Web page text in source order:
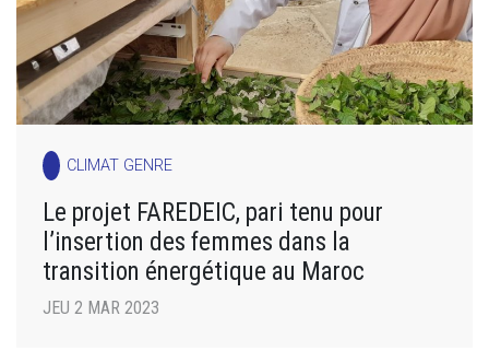
CLIMAT GENRE
Le projet FAREDEIC, pari tenu pour
l’insertion des femmes dans la
transition énergétique au Maroc
JEU 2 MAR 2023